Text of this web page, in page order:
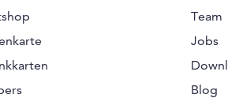
Team
Jobs
Blog